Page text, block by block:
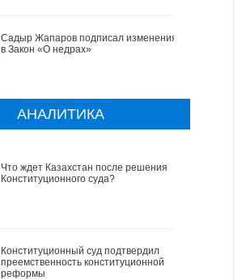
Садыр Жапаров подписал изменения
в Закон «О недрах»
АНАЛИТИКА
Что ждет Казахстан после решения
Конституционного суда?
Конституционный суд подтвердил
преемственность конституционной
реформы